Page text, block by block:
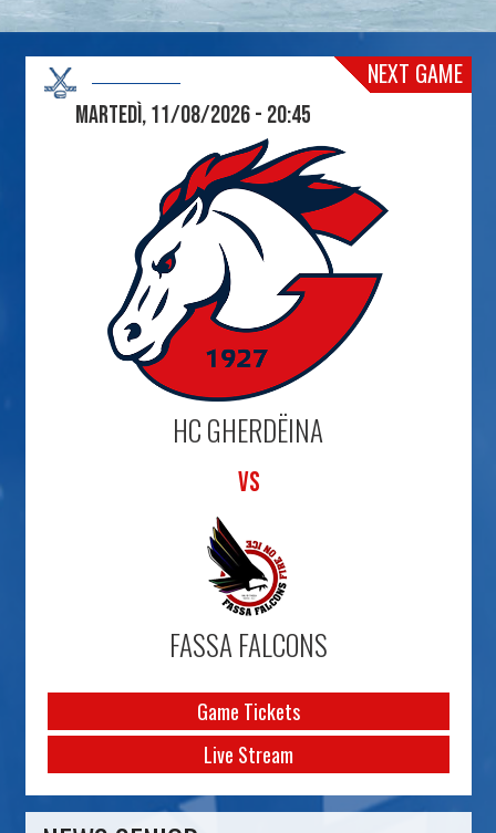
NEXT GAME
Martedì, 11/08/2026 - 20:45
HC GHERDËINA
VS
FASSA FALCONS
Game Tickets
Live Stream